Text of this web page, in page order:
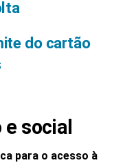
do cartão
social
para o acesso à